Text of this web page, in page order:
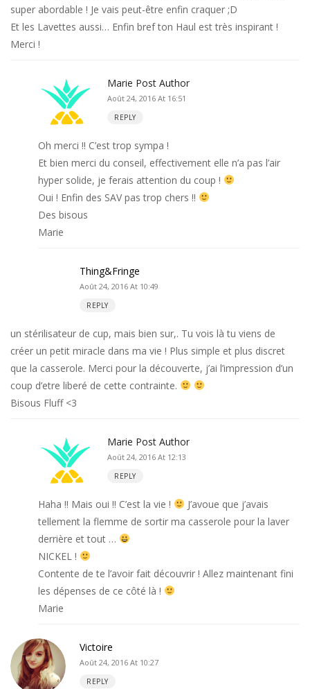
super abordable ! Je vais peut-être enfin craquer ;D
Et les Lavettes aussi… Enfin bref ton Haul est très inspirant !
Merci !
Marie Post Author
Août 24, 2016 At 16:51
REPLY
Oh merci !! C’est trop sympa !
Et bien merci du conseil, effectivement elle n’a pas l’air
hyper solide, je ferais attention du coup !
Oui ! Enfin des SAV pas trop chers !!
Des bisous
Marie
Thing&Fringe
Août 24, 2016 At 10:49
REPLY
un stérilisateur de cup, mais bien sur,. Tu vois là tu viens de
créer un petit miracle dans ma vie ! Plus simple et plus discret
que la casserole. Merci pour la découverte, j’ai l’impression d’un
coup d’etre liberé de cette contrainte.
Bisous Fluff <3
Marie Post Author
Août 24, 2016 At 12:13
REPLY
Haha !! Mais oui !! C’est la vie !
J’avoue que j’avais
tellement la flemme de sortir ma casserole pour la laver
derrière et tout …
NICKEL !
Contente de te l’avoir fait découvrir ! Allez maintenant fini
les dépenses de ce côté là !
Marie
Victoire
Août 24, 2016 At 10:27
REPLY